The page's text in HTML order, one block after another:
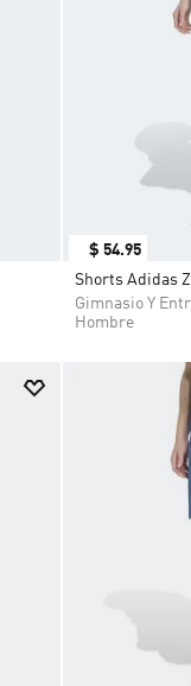
$ 54.95
Shorts Adidas
Gimnasio Y
Hombre